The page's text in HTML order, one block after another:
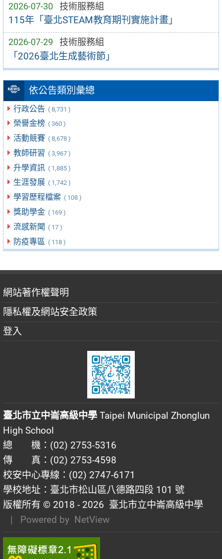
2026-07-30 技術服務組
115年「臺北STEAM教育期刊實施計畫」
2026-07-29 技術服務組
「2026臺北生成藝術節」
依公告類別彙總
行政公告 ( 8,731 )
榮譽金榜 ( 360 )
活動競賽 ( 8,678 )
教師研習 ( 3,967 )
升學資訊 ( 1,885 )
生涯發展 ( 1,742 )
學習歷程檔案 ( 108 )
獎助學金 ( 169 )
流感新聞 ( 17 )
防疫專區 ( 118 )
網站著作權聲明
隱私權及網站安全政策
登入
臺北市立中崙高級中學 Taipei Municipal Zhonglun
High School
總 機：(02) 2753-5316
傳 真：(02) 2753-4598
校安中心專線：(02) 2747-6171
學校地址：臺北市松山區八德路四段 101 號
版權所有 © 2018 - 2026 臺北市立中崙高級中學
| Powered by NetView